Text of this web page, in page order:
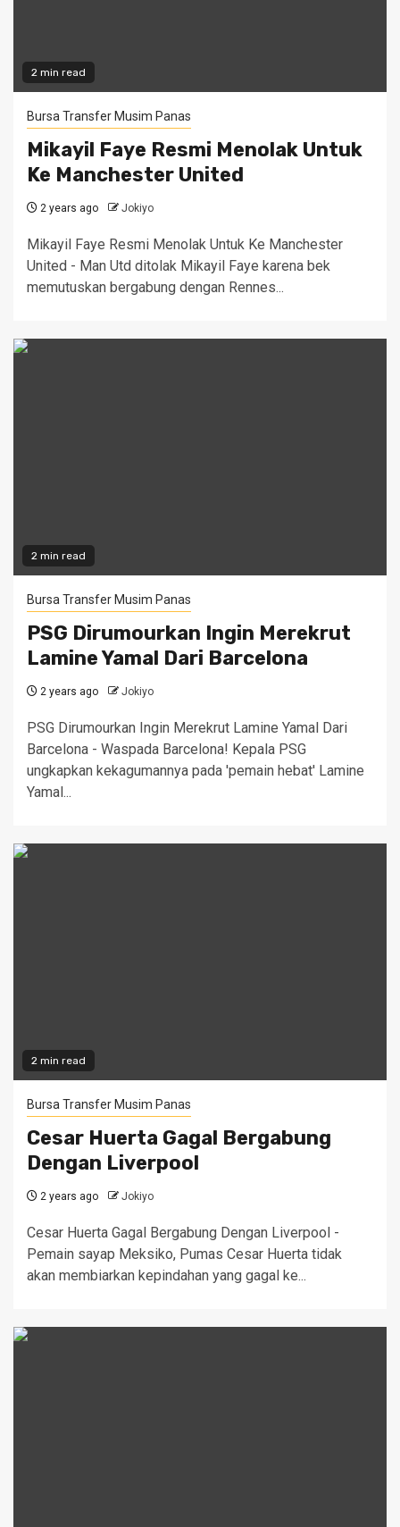
2 min read
Bursa Transfer Musim Panas
Mikayil Faye Resmi Menolak Untuk
Ke Manchester United
2 years ago Jokiyo
Mikayil Faye Resmi Menolak Untuk Ke Manchester
United - Man Utd ditolak Mikayil Faye karena bek
memutuskan bergabung dengan Rennes...
2 min read
Bursa Transfer Musim Panas
PSG Dirumourkan Ingin Merekrut
Lamine Yamal Dari Barcelona
2 years ago Jokiyo
PSG Dirumourkan Ingin Merekrut Lamine Yamal Dari
Barcelona - Waspada Barcelona! Kepala PSG
ungkapkan kekagumannya pada 'pemain hebat' Lamine
Yamal...
2 min read
Bursa Transfer Musim Panas
Cesar Huerta Gagal Bergabung
Dengan Liverpool
2 years ago Jokiyo
Cesar Huerta Gagal Bergabung Dengan Liverpool -
Pemain sayap Meksiko, Pumas Cesar Huerta tidak
akan membiarkan kepindahan yang gagal ke...